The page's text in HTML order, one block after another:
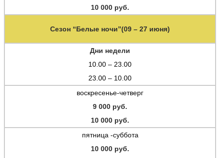
10 000 руб.
Сезон “Белые ночи”(09 – 27 июня)
Дни недели
10.00 – 23.00
23.00 – 10.00
воскресенье-четверг
9 000 руб.
10 000 руб.
пятница -суббота
10 000 руб.